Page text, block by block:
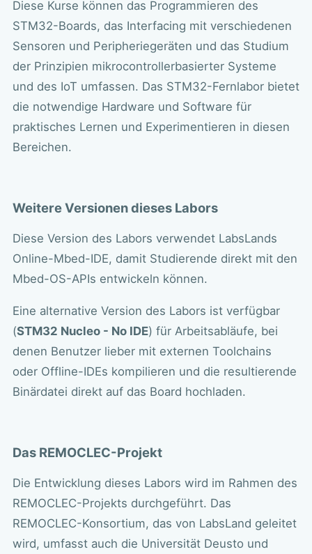
Diese Kurse können das Programmieren des
STM32-Boards, das Interfacing mit verschiedenen
Sensoren und Peripheriegeräten und das Studium
der Prinzipien mikrocontrollerbasierter Systeme
und des IoT umfassen. Das STM32-Fernlabor bietet
die notwendige Hardware und Software für
praktisches Lernen und Experimentieren in diesen
Bereichen.
Weitere Versionen dieses Labors
Diese Version des Labors verwendet LabsLands
Online-Mbed-IDE, damit Studierende direkt mit den
Mbed-OS-APIs entwickeln können.
Eine alternative Version des Labors ist verfügbar
(STM32 Nucleo - No IDE) für Arbeitsabläufe, bei
denen Benutzer lieber mit externen Toolchains
oder Offline-IDEs kompilieren und die resultierende
Binärdatei direkt auf das Board hochladen.
Das REMOCLEC-Projekt
Die Entwicklung dieses Labors wird im Rahmen des
REMOCLEC-Projekts durchgeführt. Das
REMOCLEC-Konsortium, das von LabsLand geleitet
wird, umfasst auch die Universität Deusto und